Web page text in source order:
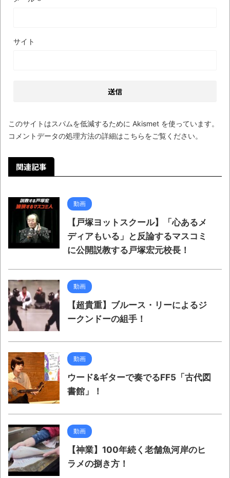
サイト
このサイトはスパムを低減するために Akismet を使っています。
コメントデータの処理方法の詳細はこちらをご覧ください。
関連記事
動画
【戸塚ヨットスクール】「心あるメ
ディアもいる」と反論するマスコミ
に公開説教する戸塚宏元校長！
動画
【超貴重】ブルース・リーによるジ
ークンドーの組手！
動画
ウード&ギターで奏でるFF5「古代図
書館」！
動画
【神業】100年続く老舗魚河岸のヒ
ラメの捌き方！